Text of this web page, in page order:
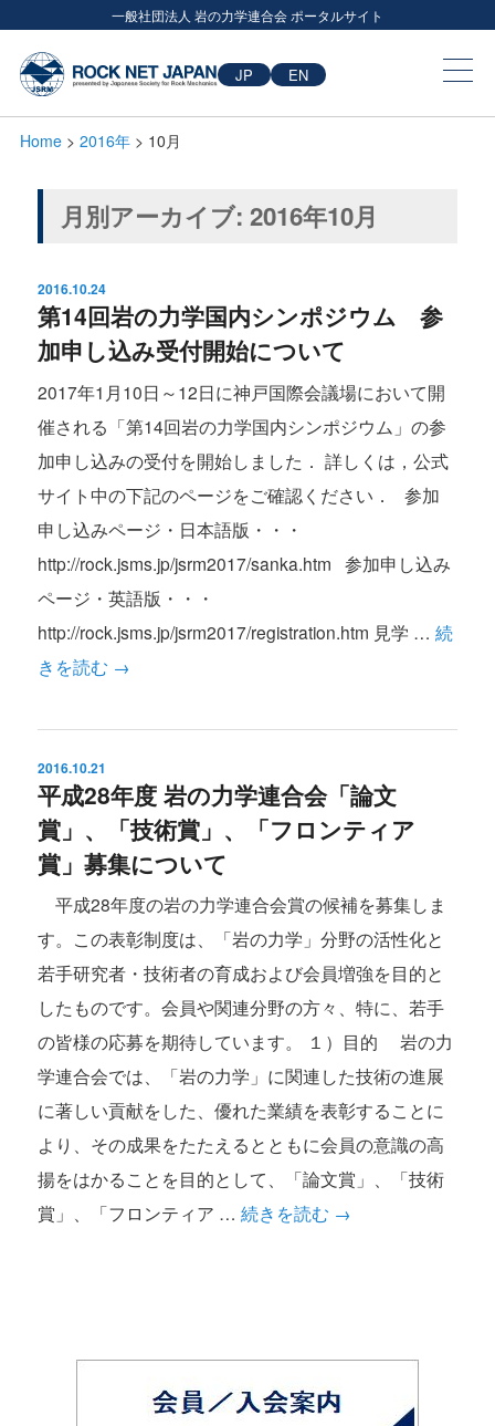
一般社団法人 岩の力学連合会 ポータルサイト
JP EN
Home > 2016年 > 10月
月別アーカイブ:2016年10月
2016.10.24
第14回岩の力学国内シンポジウム 参
加申し込み受付開始について
2017年1月10日～12日に神戸国際会議場において開
催される「第14回岩の力学国内シンポジウム」の参
加申し込みの受付を開始しました． 詳しくは，公式
サイト中の下記のページをご確認ください． 参加
申し込みページ・日本語版・・・
http://rock.jsms.jp/jsrm2017/sanka.htm 参加申し込み
ページ・英語版・・・
http://rock.jsms.jp/jsrm2017/registration.htm 見学 …続
きを読む →
2016.10.21
平成28年度 岩の力学連合会「論文
賞」、「技術賞」、「フロンティア
賞」募集について
平成28年度の岩の力学連合会賞の候補を募集しま
す。この表彰制度は、「岩の力学」分野の活性化と
若手研究者・技術者の育成および会員増強を目的と
したものです。会員や関連分野の方々、特に、若手
の皆様の応募を期待しています。 １）目的 岩の力
学連合会では、「岩の力学」に関連した技術の進展
に著しい貢献をした、優れた業績を表彰することに
より、その成果をたたえるとともに会員の意識の高
揚をはかることを目的として、「論文賞」、「技術
賞」、「フロンティア …続きを読む →